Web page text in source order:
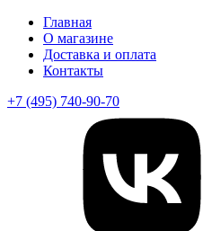
Главная
О магазине
Доставка и оплата
Контакты
+7 (495) 740-90-70